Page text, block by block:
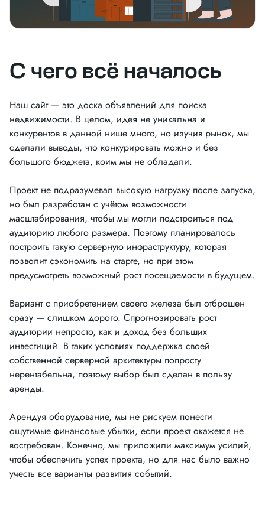
С чего всё началось
Наш сайт — это доска объявлений для поиска
недвижимости. В целом, идея не уникальна и
конкурентов в данной нише много, но изучив рынок, мы
сделали выводы, что конкурировать можно и без
большого бюджета, коим мы не обладали.
Проект не подразумевал высокую нагрузку после запуска,
но был разработан с учётом возможности
масштабирования, чтобы мы могли подстроиться под
аудиторию любого размера. Поэтому планировалось
построить такую серверную инфраструктуру, которая
позволит сэкономить на старте, но при этом
предусмотреть возможный рост посещаемости в будущем.
Вариант с приобретением своего железа был отброшен
сразу — слишком дорого. Спрогнозировать рост
аудитории непросто, как и доход без больших
инвестиций. В таких условиях поддержка своей
собственной серверной архитектуры попросту
нерентабельна, поэтому выбор был сделан в пользу
аренды.
Арендуя оборудование, мы не рискуем понести
ощутимые финансовые убытки, если проект окажется не
востребован. Конечно, мы приложили максимум усилий,
чтобы обеспечить успех проекта, но для нас было важно
учесть все варианты развития событий.